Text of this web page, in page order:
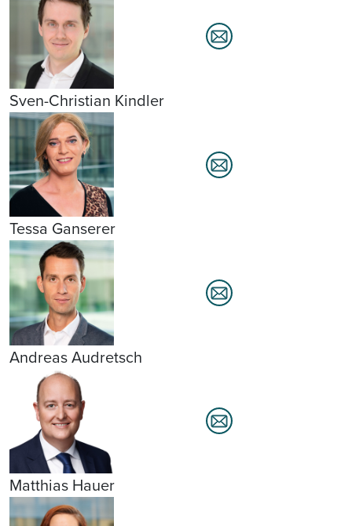
Sven-Christian Kindler
Tessa Ganserer
Andreas Audretsch
Matthias Hauer